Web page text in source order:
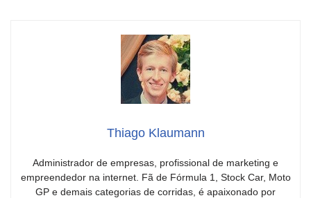
Thiago Klaumann
Administrador de empresas, profissional de marketing e
empreendedor na internet. Fã de Fórmula 1, Stock Car, Moto
GP e demais categorias de corridas, é apaixonado por